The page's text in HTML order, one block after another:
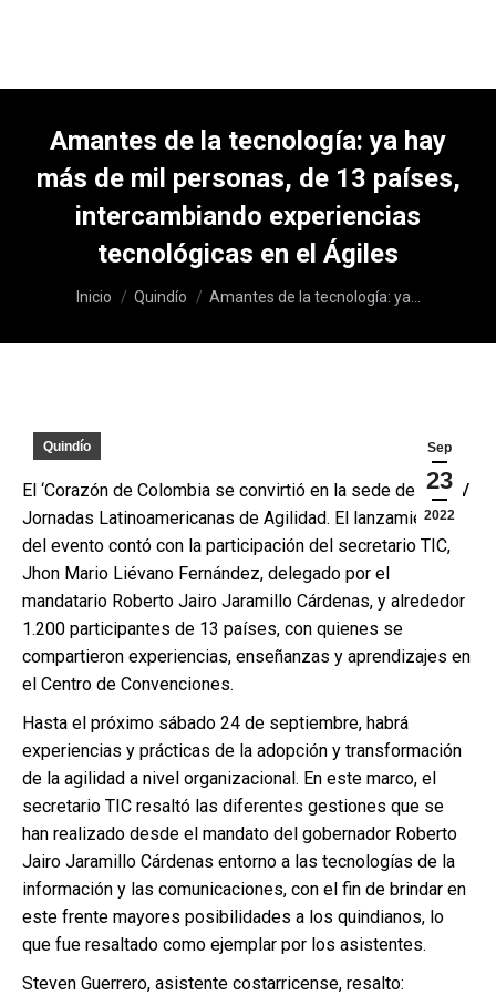
Amantes de la tecnología: ya hay
más de mil personas, de 13 países,
intercambiando experiencias
tecnológicas en el Ágiles
Estás aquí:
Inicio Quindío Amantes de la tecnología: ya…
Sep
23
2022
Quindío
El ‘Corazón de Colombia se convirtió en la sede de las XV
Jornadas Latinoamericanas de Agilidad. El lanzamiento
del evento contó con la participación del secretario TIC,
Jhon Mario Liévano Fernández, delegado por el
mandatario Roberto Jairo Jaramillo Cárdenas, y alrededor
1.200 participantes de 13 países, con quienes se
compartieron experiencias, enseñanzas y aprendizajes en
el Centro de Convenciones.
Hasta el próximo sábado 24 de septiembre, habrá
experiencias y prácticas de la adopción y transformación
de la agilidad a nivel organizacional. En este marco, el
secretario TIC resaltó las diferentes gestiones que se
han realizado desde el mandato del gobernador Roberto
Jairo Jaramillo Cárdenas entorno a las tecnologías de la
información y las comunicaciones, con el fin de brindar en
este frente mayores posibilidades a los quindianos, lo
que fue resaltado como ejemplar por los asistentes.
Steven Guerrero, asistente costarricense, resalto: